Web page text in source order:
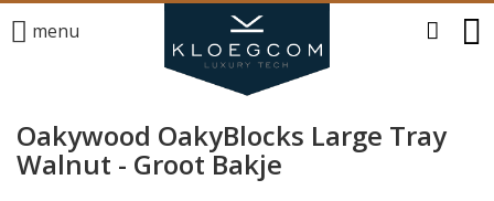
menu
Oakywood OakyBlocks Large Tray
Walnut - Groot Bakje